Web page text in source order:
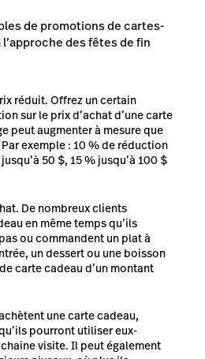
de promotions de cartes-
des fêtes de fin
réduit. Offrez un certain
sur le prix d’achat d’une carte
peut augmenter à mesure que
exemple : 10 % de réduction
50 $, 15 % jusqu’à 100 $
De nombreux clients
en même temps qu’ils
ou commandent un plat à
un dessert ou une boisson
carte cadeau d’un montant
une carte cadeau,
pourront utiliser eux-
visite. Il peut également